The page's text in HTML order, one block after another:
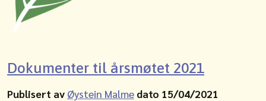
Dokumenter til årsmøtet 2021
Publisert av Øystein Malme dato 15/04/2021